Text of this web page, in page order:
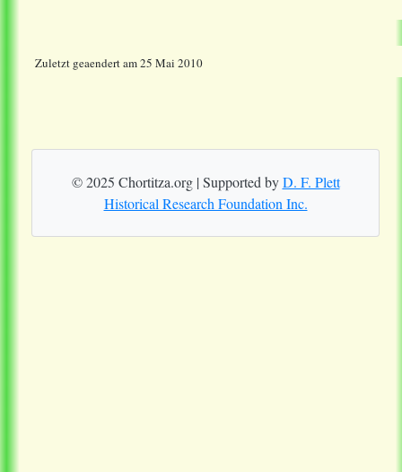
Zuletzt geaendert am 25 Mai 2010
© 2025 Chortitza.org | Supported byD. F. Plett
Historical Research Foundation Inc.